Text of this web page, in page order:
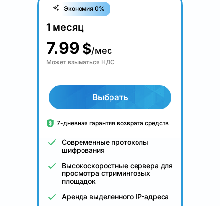
Экономия 0%
1 месяц
7.99 $/мес
Может взыматься НДС
Выбрать
7-дневная гарантия возврата средств
Современные протоколы
шифрования
Высокоскоростные сервера для
просмотра стриминговых
площадок
Аренда выделенного IP-адреса